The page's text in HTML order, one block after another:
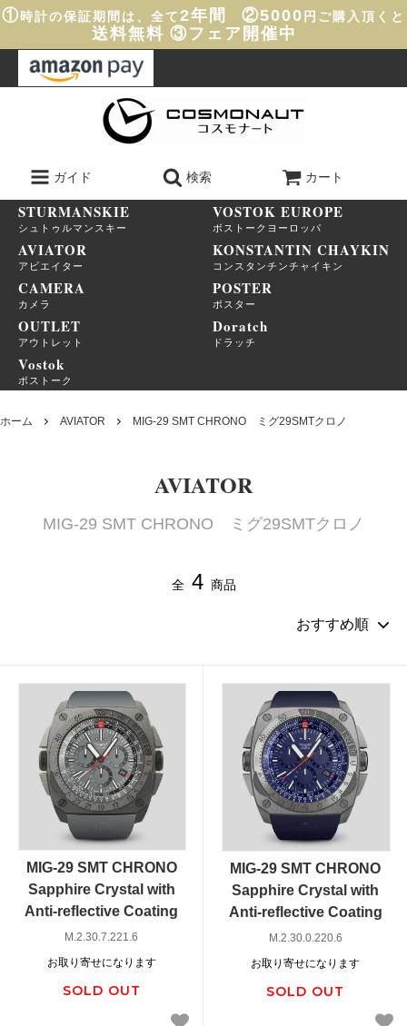
① 時計の保証期間は、全て2年間 ②5000 円ご購入頂くと
送料無料 ③フェア開催中
ガイド 検索 カート
STURMANSKIE
シュトゥルマンスキー
VOSTOK EUROPE
ボストークヨーロッパ
AVIATOR
アビエイター
KONSTANTIN CHAYKIN
コンスタンチンチャイキン
CAMERA
カメラ
POSTER
ポスター
OUTLET
アウトレット
Doratch
ドラッチ
Vostok
ボストーク
ホーム AVIATOR MIG-29 SMT CHRONO ミグ29SMTクロノ
AVIATOR
MIG-29 SMT CHRONO ミグ29SMTクロノ
全 4 商品
MIG-29 SMT CHRONO
Sapphire Crystal with
Anti-reflective Coating
M.2.30.7.221.6
お取り寄せになります
SOLD OUT
MIG-29 SMT CHRONO
Sapphire Crystal with
Anti-reflective Coating
M.2.30.0.220.6
お取り寄せになります
SOLD OUT